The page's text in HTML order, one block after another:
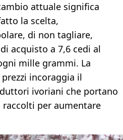
attuale significa
la scelta,
di non tagliare,
acquisto a 7,6 cedi al
mille grammi. La
incoraggia il
ivoriani che portano
per aumentare